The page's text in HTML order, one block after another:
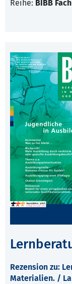
Reihe: BIBB
Rezension zu:
Materialien. /